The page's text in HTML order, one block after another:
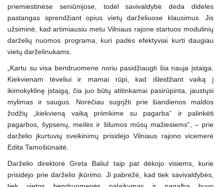
priemiestinėse seniūnijose, todėl savivaldybė deda dideles
pastangas sprendžiant opius vietų darželiuose klausimus. Jis
užsiminė, kad artimiausiu metu Vilniaus rajone startuos modulinių
darželių nuomos programa, kuri padės efektyviai kurti daugiau
vietų darželinukams.
„Kartu su visa bendruomene noriu pasidžiaugti šia nauja įstaiga.
Kiekvienam tėveliui ir mamai rūpi, kad išleidžiant vaiką į
ikimokyklinę įstaigą, čia juo būtų atitinkamai pasirūpinta, jaustųsi
mylimas ir saugus. Norėčiau sugrįžti prie šiandienos maldos
žodžių „kiekvieną vaiką priimkime su pagarba“ ir palinkėti
pagarbos, šypsenų, meilės ir šilumos mūsų mažiesiems“, – prie
darželio įkurtuvių sveikinimų prisidėjo Vilniaus rajono vicemerė
Edita Tamošiūnaitė.
Darželio direktorė Greta Baliul taip pat dėkojo visiems, kurie
prisidėjo prie darželio įkūrimo. Ji pabrėžė, kad tiek savivaldybės,